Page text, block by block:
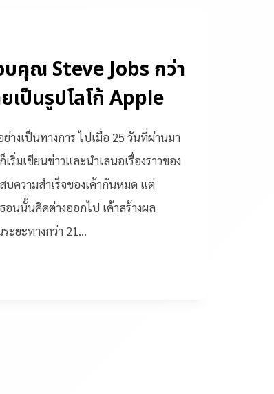
คุณ Steve Jobs กว่า
เป็นรูปโลโก้ Apple
างเป็นทางการ ไปเมื่อ 25 วันที่ผ่านมา
ริ่มเขียนข่าวและนำเสนอเรื่องราวของ
ความสำเร็จของเค้ากันหมด แต่
อนนั้นคิดต่างออกไป เค้าสร้างผล
ะยะทางกว่า 21…